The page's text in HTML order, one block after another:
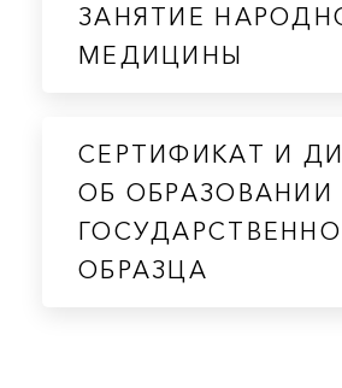
ЗАНЯТИЕ
МЕДИЦИНЫ
СЕРТИФИКАТ И
ОБ ОБРАЗОВАНИИ
ОБРАЗЦА